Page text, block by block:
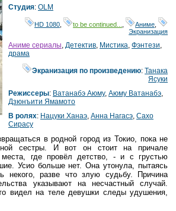
Студия: OLM
HD 1080 to be continued... Аниме
Экранизация
Аниме сериалы, Детектив, Мистика, Фэнтези,
драма
Экранизация по произведению:Танака
Ясуки
Режиссеры: Ватанабэ Аюму, Аюму Ватанабэ,
Дзюнъити Ямамото
В ролях: Нацуки Ханаэ, Анна Нагасэ, Сахо
Сирасу
в родной город из Токио, пока не
сестры. И вот он стоит на причале
где провёл детство, - и с грустью
Усио больше нет. Она утонула, пытаясь
некого, разве что злую судьбу. Причина
указывают на несчастный случай.
видел на теле девушки следы удушения,